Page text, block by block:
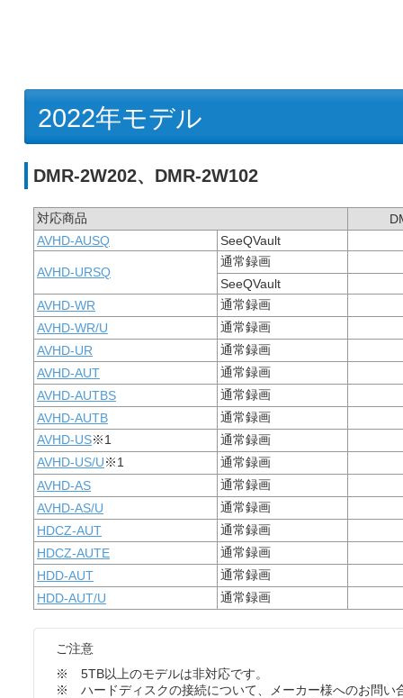
2022年モデル
DMR-2W202、DMR-2W102
対応商品
AVHD-AUSQ
SeeQVault
AVHD-URSQ
通常録画
SeeQVault
AVHD-WR
通常録画
AVHD-WR/U
通常録画
AVHD-UR
通常録画
AVHD-AUT
通常録画
AVHD-AUTBS
通常録画
AVHD-AUTB
通常録画
AVHD-US※1
通常録画
AVHD-US/U※1
通常録画
AVHD-AS
通常録画
AVHD-AS/U
通常録画
HDCZ-AUT
通常録画
HDCZ-AUTE
通常録画
HDD-AUT
通常録画
HDD-AUT/U
通常録画
ご注意
※ 5TB以上のモデルは非対応です。
※ ハードディスクの接続について、メーカー様へのお問い